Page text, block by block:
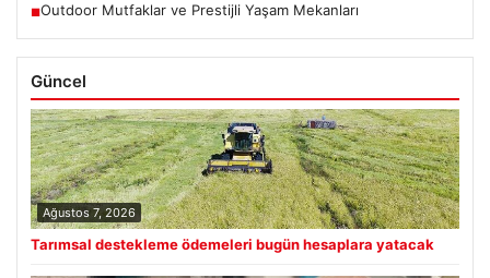
■Outdoor Mutfaklar ve Prestijli Yaşam Mekanları
Güncel
Ağustos 7, 2026
Tarımsal destekleme ödemeleri bugün hesaplara yatacak